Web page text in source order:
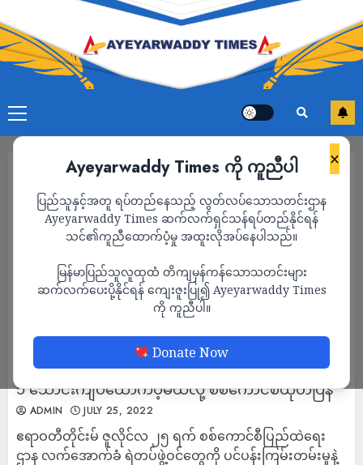
×
Ayeyarwaddy Times ကို ကူညီပါ
ပြည်သူနှင့်အတူ ရပ်တည်နေသည့် လွတ်လပ်သောသတင်းဌာန
Ayeyarwaddy Times ဆက်လက်ရှင်သန်ရပ်တည်နိုင်ရန်
သင်၏ကူညီထောက်ပံ့မှု အထူးလိုအပ်နေပါသည်။
မြန်မာပြည်သူလူထုထံ တိကျမှန်ကန်သောသတင်းများ
ဆက်လက်ပေးပို့နိုင်ရန် ကျေးဇူးပြု၍ Ayeyarwaddy Times
ကို ကူညီပါ။
Donate Now
စစ်အုပ်စုသြဇာခံ ရဲတွေကို သက်စွန့်တာဝန်စရိတ် တလ
၁ သောင်းကျပ်ထောက်ပံ့မယ်လို့ စစ်ကောင်စီထုတ်ပြန်
ADMIN JULY 25, 2022
ဧရာဝတီတိုင်းမ် ဇူလိုင်လ ၂၅ ရက် စစ်ကောင်စီပြည်ထဲရေး
ဌာန လက်အောက်ခံ ရဲတပ်ဖွဲ့ဝင်တွေကို ပင်ပန်းကြမ်းတမ်းမှုနဲ့